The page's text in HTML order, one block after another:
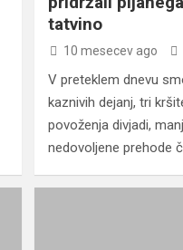
tatvino
10 mesecev ago
V preteklem dnevu
kaznivih dejanj, tri
povoženja divjadi,
nedovoljene prehode